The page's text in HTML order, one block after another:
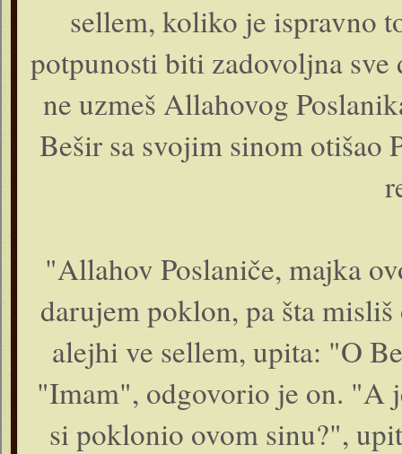
sellem, koliko je ispravno
potpunosti biti zadovoljna
ne uzmeš Allahovog
Bešir sa svojim sinom otišao
"Allahov Poslaniče, majka
darujem poklon, pa šta
alejhi ve sellem, upita: "O
"Imam", odgovorio je on. "A
si poklonio ovom sinu?",